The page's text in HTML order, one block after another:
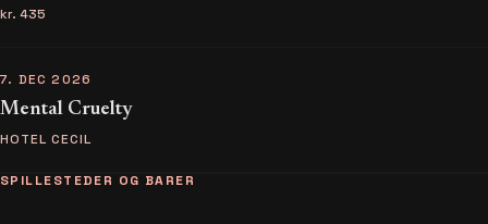
kr. 435
7. DEC 2026
Mental Cruelty
HOTEL CECIL
SPILLESTEDER OG BARER